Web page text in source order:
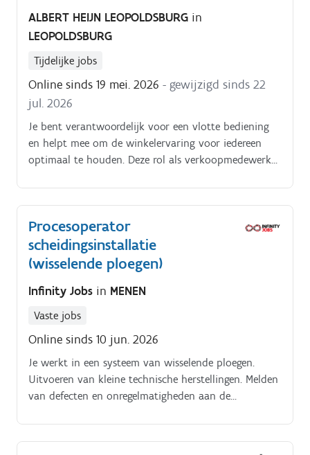
ALBERT HEIJN LEOPOLDSBURG in
LEOPOLDSBURG
Tijdelijke jobs
Online sinds 19 mei. 2026 - gewijzigd sinds 22
jul. 2026
Je bent verantwoordelijk voor een vlotte bediening
en helpt mee om de winkelervaring voor iedereen
optimaal te houden. Deze rol als verkoopmedewerker
extra inkomsten.
Procesoperator
scheidingsinstallatie
(wisselende ploegen)
Infinity Jobs in MENEN
Vaste jobs
Online sinds 10 jun. 2026
Je werkt in een systeem van wisselende ploegen.
Uitvoeren van kleine technische herstellingen. Melden
van defecten en onregelmatigheden aan de